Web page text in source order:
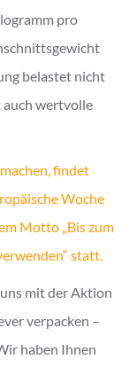
pro
belastet nicht
auch wertvolle
findet
Woche
Motto „Bis zum
statt.
mit der Aktion
verpacken –
haben Ihnen